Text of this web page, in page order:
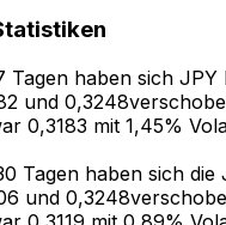
Tagen haben sich JPY
und
0,3183 mit 1,45%
Tagen haben sich die
und